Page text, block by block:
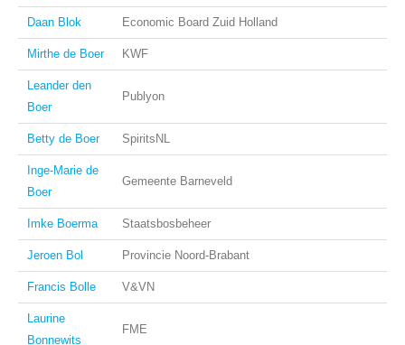
Daan Blok Economic Board Zuid Holland
Mirthe de Boer KWF
Leander den
Boer
Publyon
Betty de Boer SpiritsNL
Inge-Marie de
Boer
Gemeente Barneveld
Imke Boerma Staatsbosbeheer
Jeroen Bol Provincie Noord-Brabant
Francis Bolle V&VN
Laurine
Bonnewits
FME